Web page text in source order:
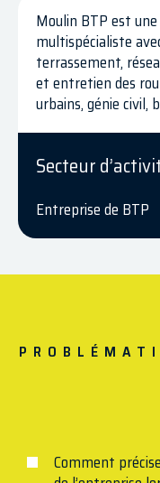
Moulin BTP est
multispécialiste
terrassement,
et entretien des
urbains, génie civil,
Secteur
Entreprise de BTP
Comment